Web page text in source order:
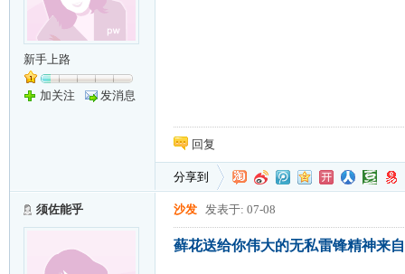
新手上路
加关注 发消息
回复
分享到
须佐能乎 沙发 发表于: 07-08
藓花送给你伟大的无私雷锋精神来